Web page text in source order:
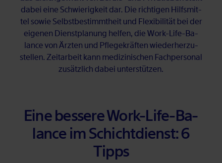
da­bei eine Schwie­rig­keit dar. Die rich­ti­gen Hilfs­mit­
tel so­wie Selbst­be­stimmt­heit und Fle­xi­bi­li­tät bei der
ei­ge­nen Dienst­pla­nung hel­fen, die Work-Life-Ba­
lan­ce von Ärz­ten und Pfle­ge­kräf­ten wie­der­her­zu­
stel­len. Zeit­ar­beit kann me­di­zi­ni­schen Fach­per­so­nal
zu­sätz­lich da­bei un­ter­stüt­zen.
Eine bes­se­re Work-Life-Ba­
lan­ce im Schicht­dienst: 6
Tipps